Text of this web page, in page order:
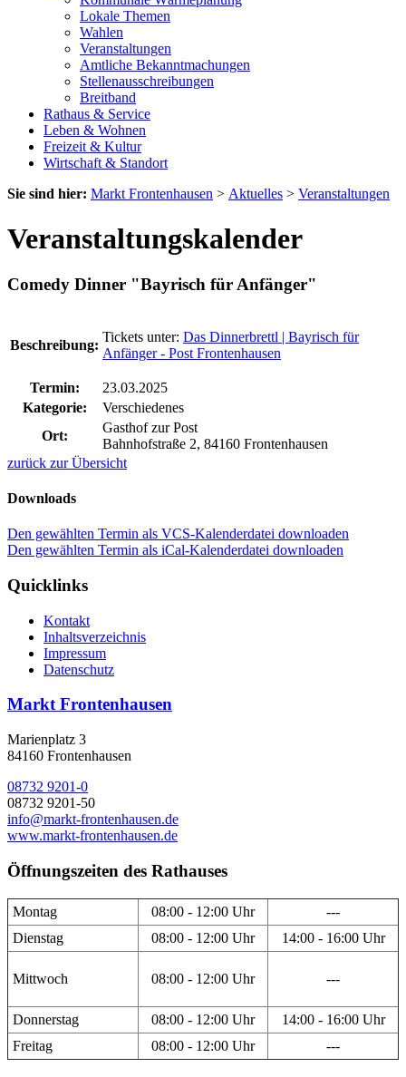
Lokale Themen
Wahlen
Veranstaltungen
Amtliche Bekanntmachungen
Stellenausschreibungen
Breitband
Rathaus & Service
Leben & Wohnen
Freizeit & Kultur
Wirtschaft & Standort
Sie sind hier: Markt Frontenhausen > Aktuelles > Veranstaltungen
Veranstaltungskalender
Comedy Dinner "Bayrisch für Anfänger"
Beschreibung:
Tickets unter: Das Dinnerbrettl | Bayrisch für
Anfänger - Post Frontenhausen
Termin:
23.03.2025
Kategorie:
Verschiedenes
Ort:
Gasthof zur Post
Bahnhofstraße 2, 84160 Frontenhausen
zurück zur Übersicht
Downloads
Den gewählten Termin als VCS-Kalenderdatei downloaden
Den gewählten Termin als iCal-Kalenderdatei downloaden
Quicklinks
Kontakt
Inhaltsverzeichnis
Impressum
Datenschutz
Markt Frontenhausen
Marienplatz 3
84160 Frontenhausen
08732 9201-0
08732 9201-50
info@markt-frontenhausen.de
www.markt-frontenhausen.de
Öffnungszeiten des Rathauses
Montag 08:00 - 12:00 Uhr
---
Dienstag
08:00 - 12:00 Uhr 14:00 - 16:00 Uhr
Mittwoch 08:00 - 12:00 Uhr ---
Donnerstag 08:00 - 12:00 Uhr
14:00 - 16:00 Uhr
Freitag
08:00 - 12:00 Uhr ---